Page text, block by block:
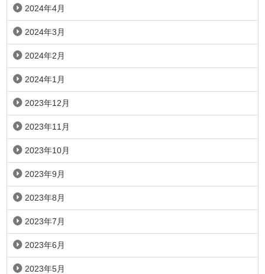
2024年4月
2024年3月
2024年2月
2024年1月
2023年12月
2023年11月
2023年10月
2023年9月
2023年8月
2023年7月
2023年6月
2023年5月